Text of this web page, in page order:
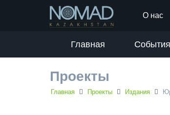
О нас
Главная События
Проекты
Главная Проекты Издания